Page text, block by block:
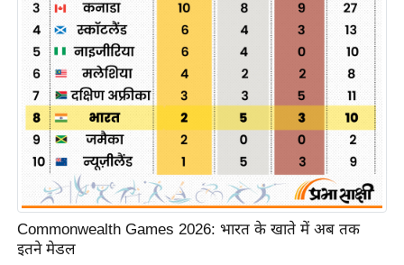
ल्म
मी
क्षा
B
r
k
i
n
Commonwealth Games 2026: भारत के खाते में अब तक
इतने मेडल